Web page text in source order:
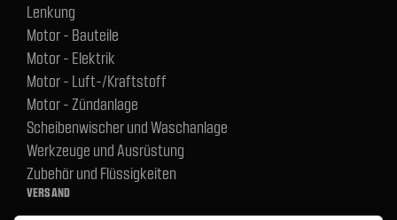
Lenkung
Motor - Bauteile
Motor - Elektrik
Motor - Luft-/Kraftstoff
Motor - Zündanlage
Scheibenwischer und Waschanlage
Werkzeuge und Ausrüstung
Zubehör und Flüssigkeiten
VERSAND